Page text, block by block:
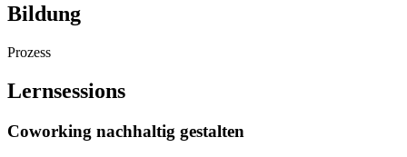
Bildung
Prozess
Lernsessions
Coworking nachhaltig gestalten